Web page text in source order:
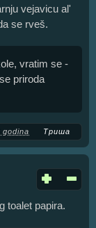
vejavicu al'
se rveš.
vratim se -
priroda
godina Триша
toalet papira.